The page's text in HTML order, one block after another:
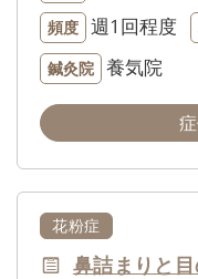
頻度 週1回程度
鍼灸院 養気院
花粉症
鼻詰まりと